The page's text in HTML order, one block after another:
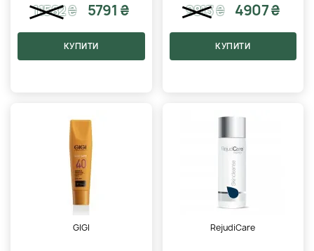
11582₴ 5791 ₴
КУПИТИ
9813₴ 4907 ₴
КУПИТИ
GIGI RejudiCare